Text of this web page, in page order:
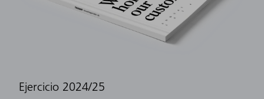
Ejercicio 2024/25